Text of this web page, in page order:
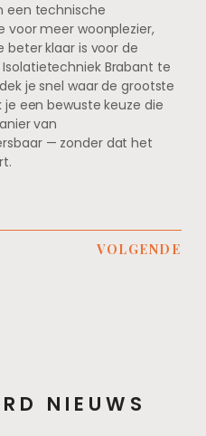
een technische
voor meer woonplezier,
beter klaar is voor de
Brabant te
je snel waar de grootste
een bewuste keuze die
van
— zonder dat het
VOLGENDE
NIEUWS